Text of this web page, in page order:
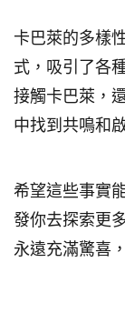
卡巴萊的多樣
式，吸引了各
接觸卡巴萊，
中找到共鳴和
希望這些事實
發你去探索更
永遠充滿驚喜